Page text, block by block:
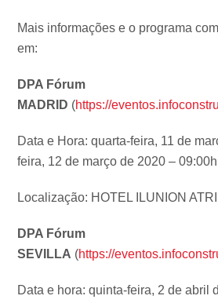
Mais informações e o programa
em:
DPA Fórum
MADRID (https://
Data e Hora: quarta-feira, 11 de
feira, 12 de março de 2020 –
Localização: HOTEL ILUNION
DPA Fórum
SEVILLA (https://
Data e hora: quinta-feira, 2 de abril